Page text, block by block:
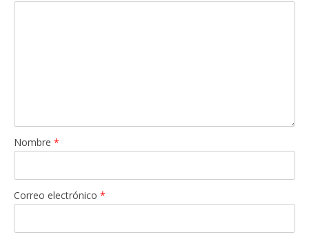
Nombre *
Correo electrónico *